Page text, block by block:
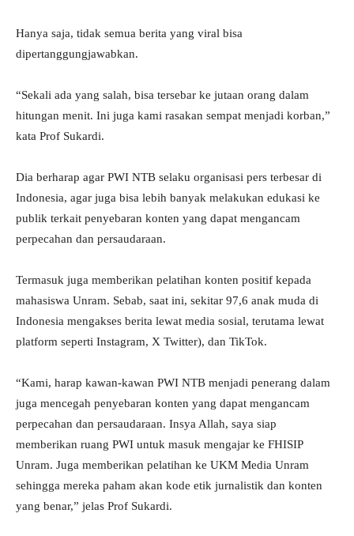
Hanya saja, tidak semua berita yang viral bisa
dipertanggungjawabkan.
“Sekali ada yang salah, bisa tersebar ke jutaan orang dalam
hitungan menit. Ini juga kami rasakan sempat menjadi korban,”
kata Prof Sukardi.
Dia berharap agar PWI NTB selaku organisasi pers terbesar di
Indonesia, agar juga bisa lebih banyak melakukan edukasi ke
publik terkait penyebaran konten yang dapat mengancam
perpecahan dan persaudaraan.
Termasuk juga memberikan pelatihan konten positif kepada
mahasiswa Unram. Sebab, saat ini, sekitar 97,6 anak muda di
Indonesia mengakses berita lewat media sosial, terutama lewat
platform seperti Instagram, X Twitter), dan TikTok.
“Kami, harap kawan-kawan PWI NTB menjadi penerang dalam
juga mencegah penyebaran konten yang dapat mengancam
perpecahan dan persaudaraan. Insya Allah, saya siap
memberikan ruang PWI untuk masuk mengajar ke FHISIP
Unram. Juga memberikan pelatihan ke UKM Media Unram
sehingga mereka paham akan kode etik jurnalistik dan konten
yang benar,” jelas Prof Sukardi.